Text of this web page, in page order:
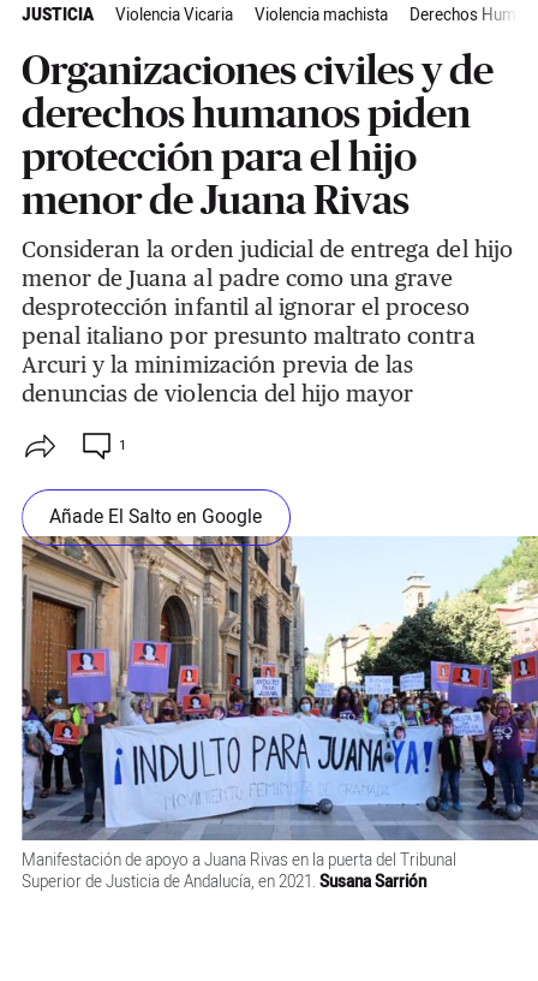
JUSTICIA Violencia Vicaria Violencia machista Derechos
Organizaciones civiles y de
derechos humanos piden
protección para el hijo
menor de Juana Rivas
Consideran la orden judicial de entrega del hijo
menor de Juana al padre como una grave
desprotección infantil al ignorar el proceso
penal italiano por presunto maltrato contra
Arcuri y la minimización previa de las
denuncias de violencia del hijo mayor
1
Añade El Salto en Google
Manifestación de apoyo a Juana Rivas en la puerta del Tribunal
Superior de Justicia de Andalucía, en 2021. Susana Sarrión